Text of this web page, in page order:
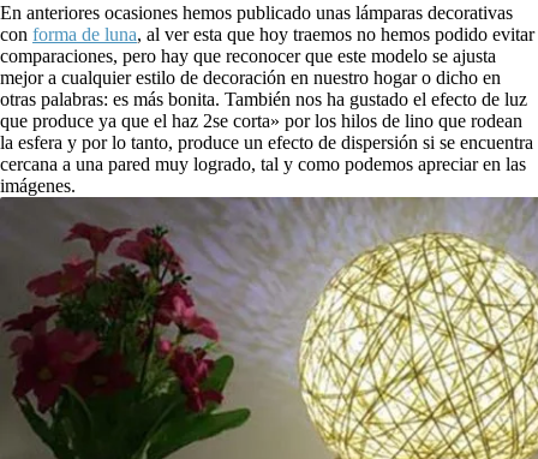
En anteriores ocasiones hemos publicado unas lámparas decorativas
con forma de luna, al ver esta que hoy traemos no hemos podido evitar
comparaciones, pero hay que reconocer que este modelo se ajusta
mejor a cualquier estilo de decoración en nuestro hogar o dicho en
otras palabras: es más bonita. También nos ha gustado el efecto de luz
que produce ya que el haz 2se corta» por los hilos de lino que rodean
la esfera y por lo tanto, produce un efecto de dispersión si se encuentra
cercana a una pared muy logrado, tal y como podemos apreciar en las
imágenes.